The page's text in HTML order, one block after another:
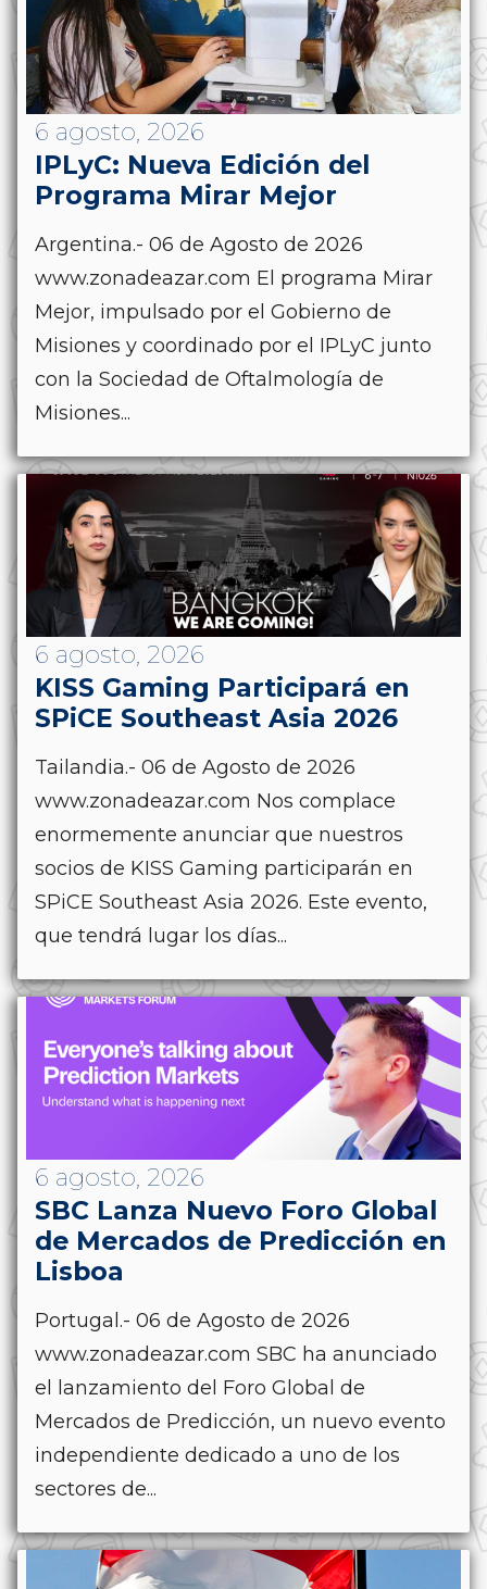
6 agosto, 2026
IPLyC: Nueva Edición del
Programa Mirar Mejor
Argentina.- 06 de Agosto de 2026
www.zonadeazar.com El programa Mirar
Mejor, impulsado por el Gobierno de
Misiones y coordinado por el IPLyC junto
con la Sociedad de Oftalmología de
Misiones...
6 agosto, 2026
KISS Gaming Participará en
SPiCE Southeast Asia 2026
Tailandia.- 06 de Agosto de 2026
www.zonadeazar.com Nos complace
enormemente anunciar que nuestros
socios de KISS Gaming participarán en
SPiCE Southeast Asia 2026. Este evento,
que tendrá lugar los días...
6 agosto, 2026
SBC Lanza Nuevo Foro Global
de Mercados de Predicción en
Lisboa
Portugal.- 06 de Agosto de 2026
www.zonadeazar.com SBC ha anunciado
el lanzamiento del Foro Global de
Mercados de Predicción, un nuevo evento
independiente dedicado a uno de los
sectores de...